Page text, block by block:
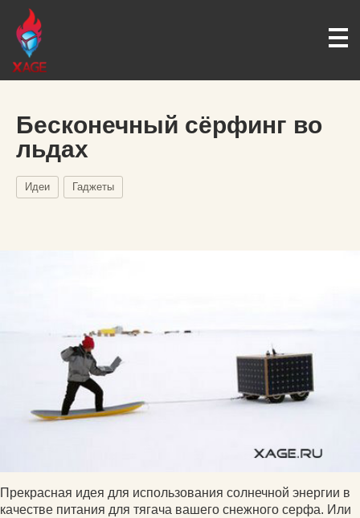
Бесконечный сёрфинг во
льдах
Идеи Гаджеты
Прекрасная идея для использования солнечной энергии в
качестве питания для тягача вашего снежного серфа. Или